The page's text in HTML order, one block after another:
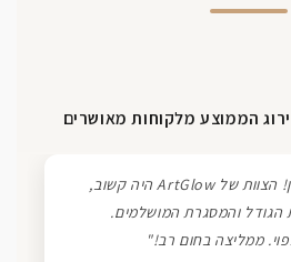
"חווית שירות יוצאת דופן! הצוות של ArtGlow היה קשוב,
הגודל והמסגרת המושלמים.
ממליצה בחום רב!"